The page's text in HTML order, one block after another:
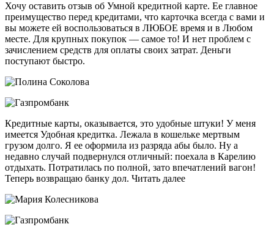
Хочу оставить отзыв об Умной кредитной карте. Ее главное
преимущество перед кредитами, что карточка всегда с вами и
вы можете ей воспользоваться в ЛЮБОЕ время и в Любом
месте. Для крупных покупок — самое то! И нет проблем с
зачислением средств для оплаты своих затрат. Деньги
поступают быстро.
Кредитные карты, оказывается, это удобные штуки! У меня
имеется Удобная кредитка. Лежала в кошельке мертвым
грузом долго. Я ее оформила из разряда абы было. Ну а
недавно случай подвернулся отличный: поехала в Карелию
отдыхать. Потратилась по полной, зато впечатлений вагон!
Теперь возвращаю банку дол. Читать далее